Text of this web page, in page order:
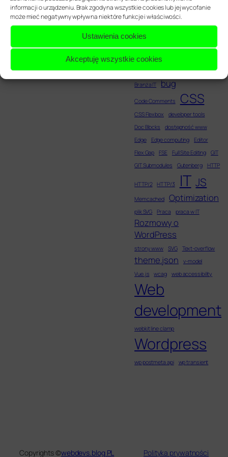
informacji o urządzeniu. Brak zgody na wszystkie cookies lub jej wycofanie
może mieć negatywny wpływ na niektóre funkcje i właściwości.
Akceptuję wszystkie cookies
Ustawienia cookies
Web development
Web Project
Management
animacje
animate
Attribute inheritance
Block Theme
Branża IT
bug
Code Comments CSS
CSS Flexbox
developer tools
Doc Blocks
dostępność www
Edge
Edge computing
Editor
Flex Gap
FSE Full Site Editing
GIT
GIT Submodules
Gutenberg HTTP
HTTP/2 HTTP/3 IT JS
Memcached Optimization
plik SVG Praca praca w IT
Rozmowy o
WordPress
strony www SVG Text-overflow
theme.json
v-model
Vue.js
wcag web accessibility
Web
development
webkit line clamp
Wordpress
wp postmeta api wp transient
Copyrights ©webdevs.blog PL Polityka prywatności